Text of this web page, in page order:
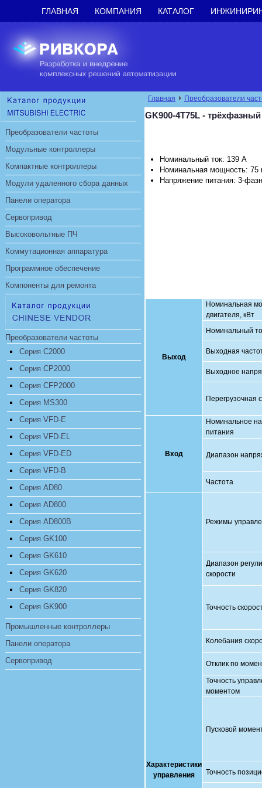
ГЛАВНАЯ КОМПАНИЯ КАТАЛОГ
Преобразователи частоты
Модульные контроллеры
Компактные контроллеры
Модули удаленного сбора данных
Панели оператора
Сервопривод
Высоковольтные ПЧ
Коммутационная аппаратура
Программное обеспечение
Компоненты для ремонта
Преобразователи частоты
Серия C2000
Серия CP2000
Серия CFP2000
Серия MS300
Серия VFD-E
Серия VFD-EL
Серия VFD-ED
Серия VFD-B
Серия AD80
Серия AD800
Серия AD800B
Серия GK100
Серия GK610
Серия GK620
Серия GK820
Серия GK900
Промышленные контроллеры
Панели оператора
Сервопривод
Главная Преобразователи
GK900-4T75L -
Номинальный ток: 139 А
Номинальная мощность: 75
Напряжение питания: 3-
Выход
Номинальная
двигателя, кВт
Номинальный
Выходная
Выходное
Перегрузочная
Вход
Номинальное
питания
Диапазон
Частота
Характеристики
управления
Режимы
Диапазон
скорости
Точность
Колебания
Отклик по
Точность
моментом
Пусковой
Точность